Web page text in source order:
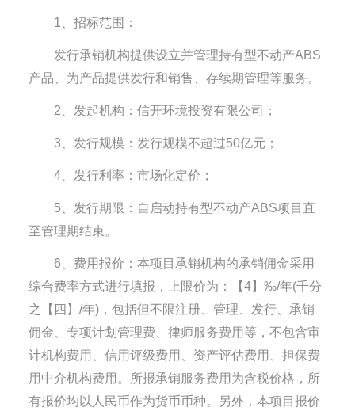
1、招标范围：
发行承销机构提供设立并管理持有型不动产ABS
产品、为产品提供发行和销售、存续期管理等服务。
2、发起机构：信开环境投资有限公司；
3、发行规模：发行规模不超过50亿元；
4、发行利率：市场化定价；
5、发行期限：自启动持有型不动产ABS项目直
至管理期结束。
6、费用报价：本项目承销机构的承销佣金采用
综合费率方式进行填报，上限价为：【4】‰/年(千分
之【四】/年)，包括但不限注册、管理、发行、承销
佣金、专项计划管理费、律师服务费用等，不包含审
计机构费用、信用评级费用、资产评估费用、担保费
用中介机构费用。所报承销服务费用为含税价格，所
有报价均以人民币作为货币币种。另外，本项目报价